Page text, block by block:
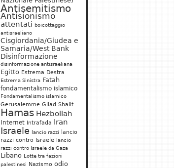
Antisemitismo
Antisionismo
attentati boicottaggio
antisraeliano
Cisgiordania/Giudea e
Samaria/West Bank
Disinformazione
disinformazione antisraeliana
Egitto Estrema Destra
Estrema Sinistra Fatah
fondamentalismo islamico
Fondamentalismo islamico
Gerusalemme Gilad Shalit
Hamas Hezbollah
Internet Intrafada Iran
Israele lancio razzi
lancio
razzi contro Israele lancio
razzi contro Israele da Gaza
Libano Lotte tra fazioni
palestinesi Nazismo odio